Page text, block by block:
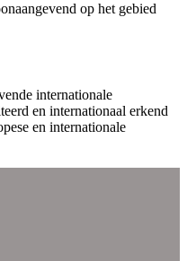
op het gebied
internationale
en internationaal erkend
en internationale